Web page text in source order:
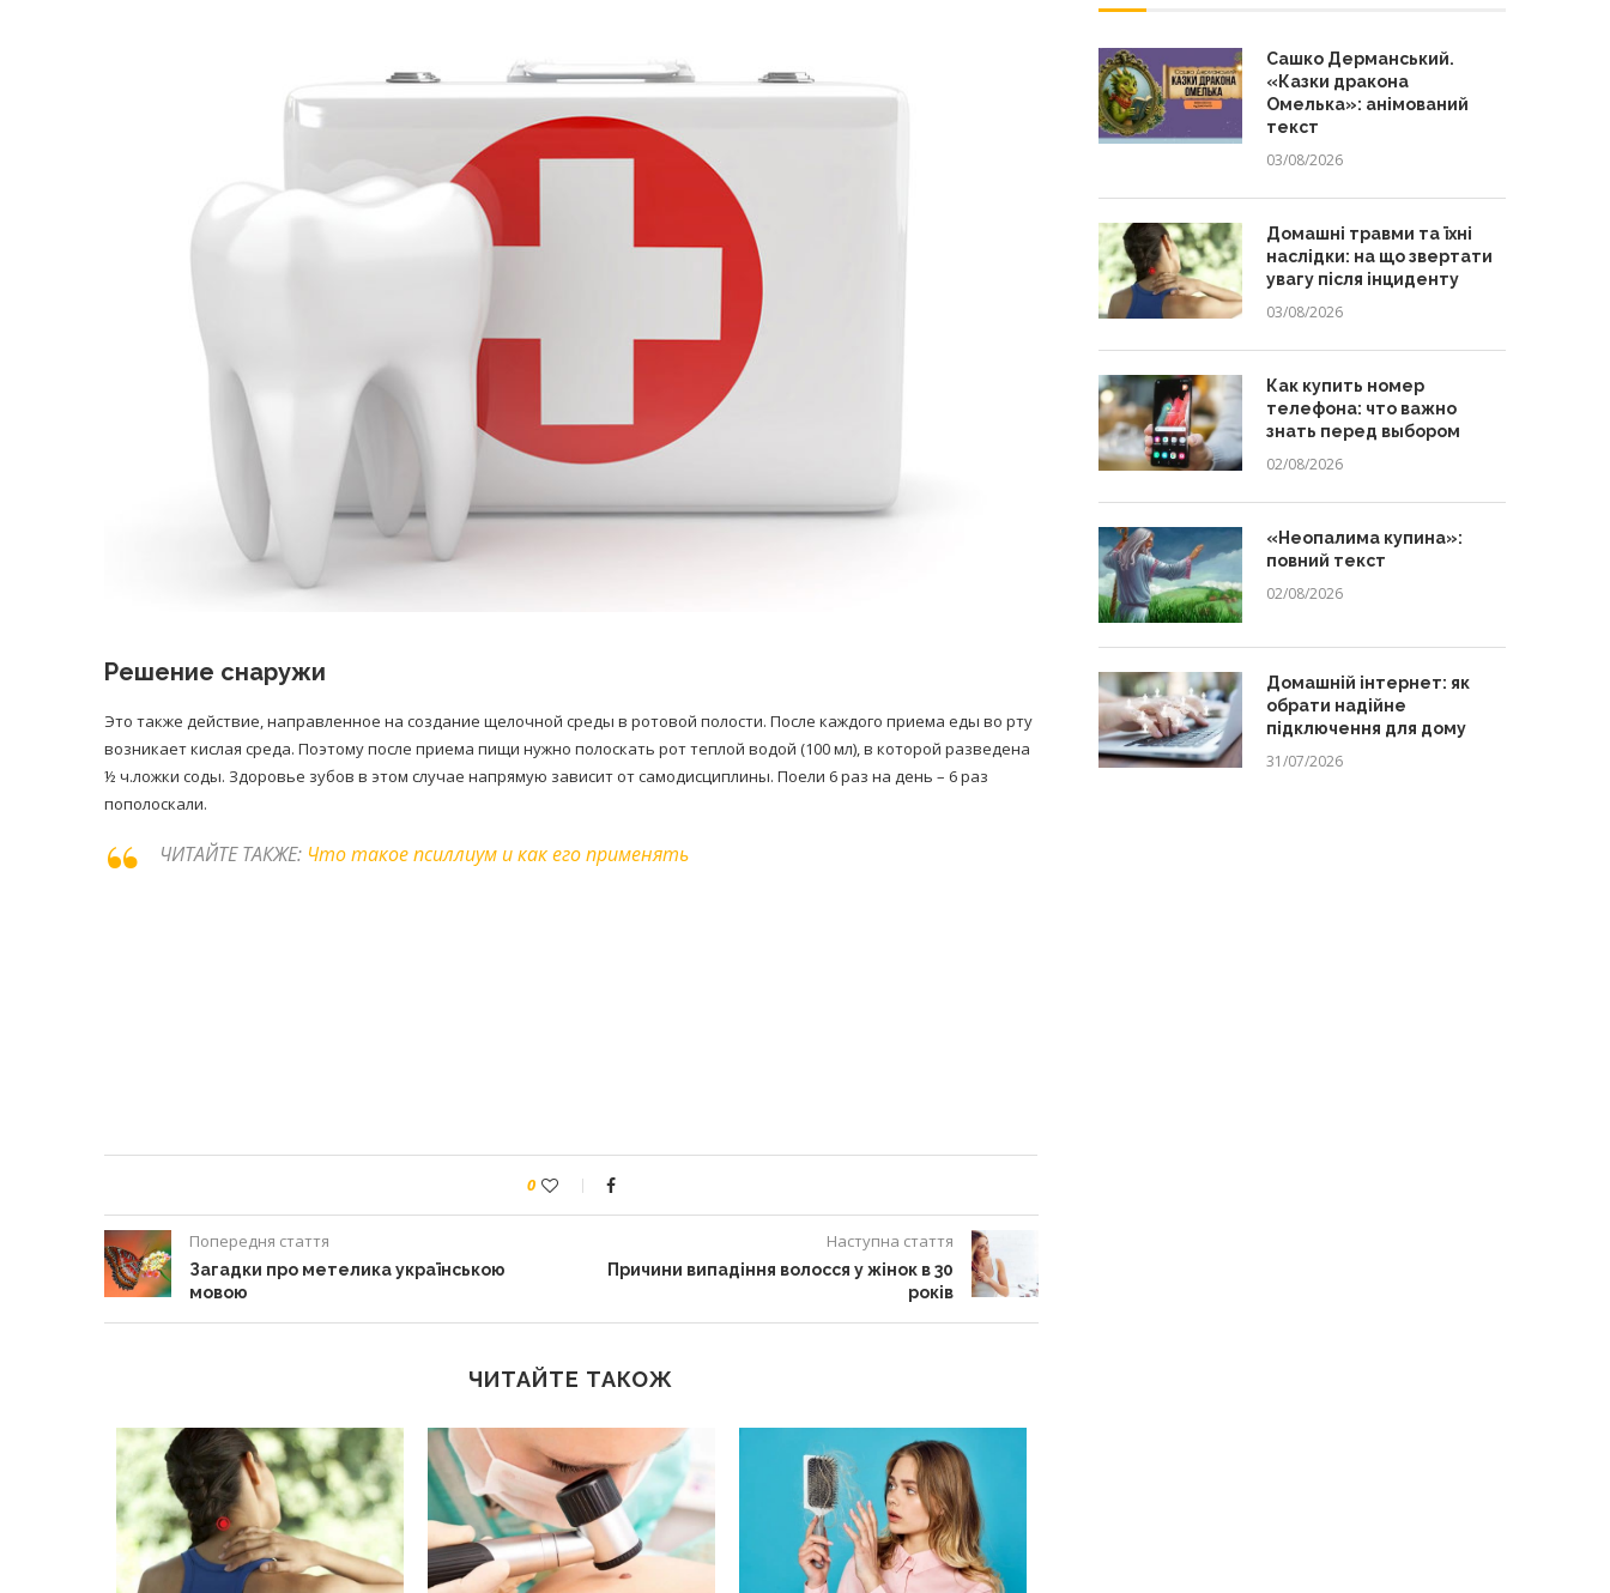
Решение снаружи
Это также действие, направленное на создание щелочной среды в ротовой полости. После каждого приема еды во рту
возникает кислая среда. Поэтому после приема пищи нужно полоскать рот теплой водой (100 мл), в которой разведена
½ ч.ложки соды. Здоровье зубов в этом случае напрямую зависит от самодисциплины. Поели 6 раз на день – 6 раз
пополоскали.
ЧИТАЙТЕ ТАКЖЕ: Что такое псиллиум и как его применять
0
Попередня стаття
Загадки про метелика українською
мовою
Наступна стаття
Причини випадіння волосся у жінок в 30
років
ЧИТАЙТЕ ТАКОЖ
Сашко Дерманський.
«Казки дракона
Омелька»: анімований
текст
03/08/2026
Домашні травми та їхні
наслідки: на що звертати
увагу після інциденту
03/08/2026
Как купить номер
телефона: что важно
знать перед выбором
02/08/2026
«Неопалима купина»:
повний текст
02/08/2026
Домашній інтернет: як
обрати надійне
підключення для дому
31/07/2026